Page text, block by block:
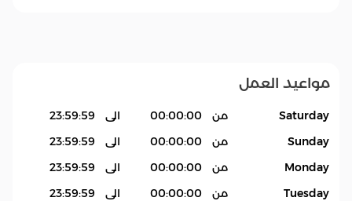
مواعيد العمل
Saturday من 00:00:00 الى
23:59:59
Sunday
من 00:00:00 الى
23:59:59
Monday
من 00:00:00 الى
23:59:59
Tuesday
من 00:00:00 الى
23:59:59